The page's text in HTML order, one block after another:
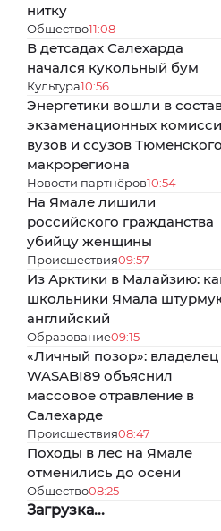
нитку
Общество11:08
В детсадах Салехарда
начался кукольный бум
Культура10:56
Энергетики вошли в
экзаменационных
вузов и ссузов Тюменского
макрорегиона
Новости партнёров10:54
На Ямале лишили
российского гражданства
убийцу женщины
Происшествия09:57
Из Арктики в Малайзию:
школьники Ямала
английский
Образование09:15
«Личный позор»: владелец
WASABI89 объяснил
массовое отравление в
Салехарде
Происшествия08:47
Походы в лес на Ямале
отменились до осени
Общество08:25
Загрузка...